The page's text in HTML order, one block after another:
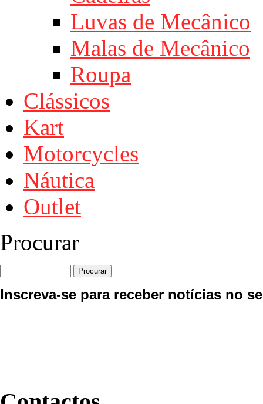
Luvas de Mecânico
Malas de Mecânico
Roupa
Clássicos
Kart
Motorcycles
Náutica
Outlet
Procurar
Inscreva-se para receber notícias no